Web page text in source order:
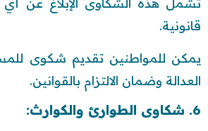
قانونية.
يمكن للمواطنين تقديم شكوى
العدالة وضمان الالتزام بالقوانين.
6. شكاوى الطوارئ والكوارث: